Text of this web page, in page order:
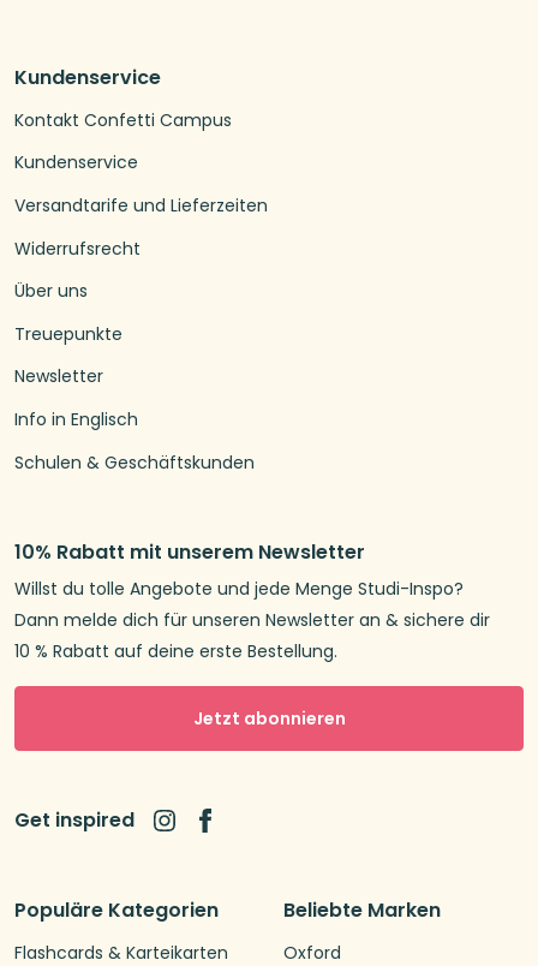
Populäre Kategorien
Flashcards & Karteikarten
Beliebte Marken
Oxford
Kundenservice
Kontakt Confetti Campus
Kundenservice
Versandtarife und Lieferzeiten
Widerrufsrecht
Über uns
Treuepunkte
Newsletter
Info in Englisch
Schulen & Geschäftskunden
10% Rabatt mit unserem Newsletter
Willst du tolle Angebote und jede Menge Studi-Inspo?
Dann melde dich für unseren Newsletter an & sichere dir
10 % Rabatt auf deine erste Bestellung.
Jetzt abonnieren
Get inspired